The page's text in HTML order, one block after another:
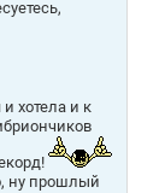
хотела и к
ну прошлый